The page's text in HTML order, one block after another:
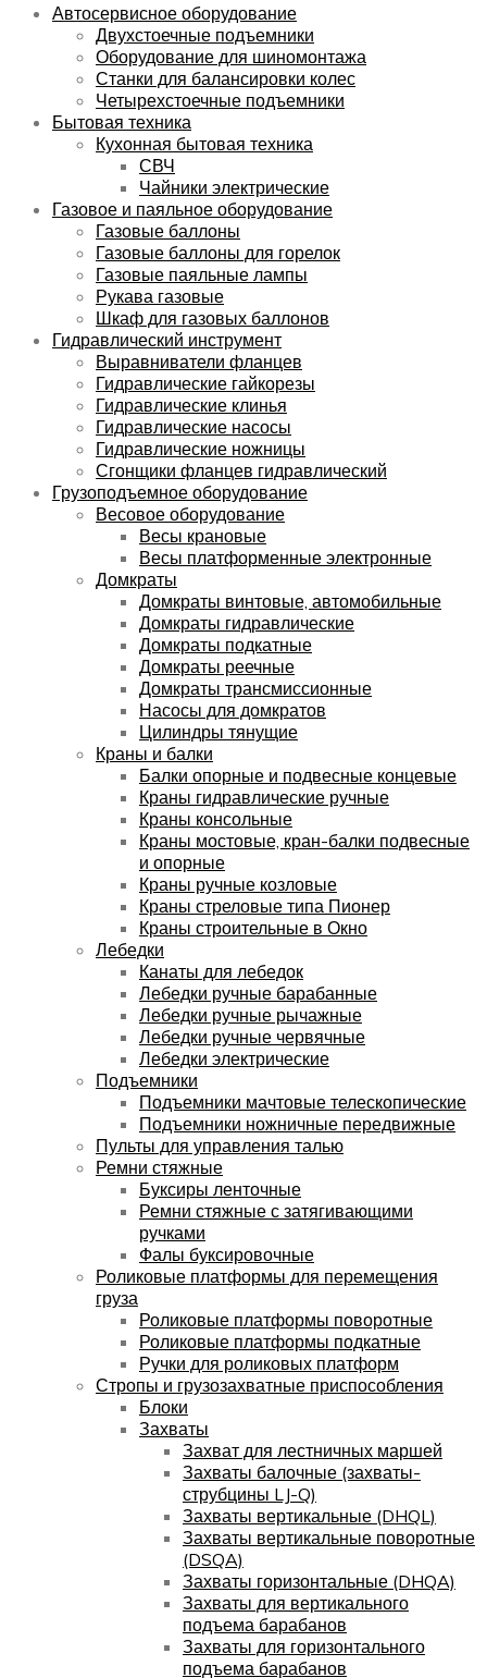
Автосервисное оборудование
Двухстоечные подъемники
Оборудование для шиномонтажа
Станки для балансировки колес
Четырехстоечные подъемники
Бытовая техника
Кухонная бытовая техника
СВЧ
Чайники электрические
Газовое и паяльное оборудование
Газовые баллоны
Газовые баллоны для горелок
Газовые паяльные лампы
Рукава газовые
Шкаф для газовых баллонов
Гидравлический инструмент
Выравниватели фланцев
Гидравлические гайкорезы
Гидравлические клинья
Гидравлические насосы
Гидравлические ножницы
Сгонщики фланцев гидравлический
Грузоподъемное оборудование
Весовое оборудование
Весы крановые
Весы платформенные электронные
Домкраты
Домкраты винтовые, автомобильные
Домкраты гидравлические
Домкраты подкатные
Домкраты реечные
Домкраты трансмиссионные
Насосы для домкратов
Цилиндры тянущие
Краны и балки
Балки опорные и подвесные концевые
Краны гидравлические ручные
Краны консольные
Краны мостовые, кран-балки подвесные
и опорные
Краны ручные козловые
Краны стреловые типа Пионер
Краны строительные в Окно
Лебедки
Канаты для лебедок
Лебедки ручные барабанные
Лебедки ручные рычажные
Лебедки ручные червячные
Лебедки электрические
Подъемники
Подъемники мачтовые телескопические
Подъемники ножничные передвижные
Пульты для управления талью
Ремни стяжные
Буксиры ленточные
Ремни стяжные с затягивающими
ручками
Фалы буксировочные
Роликовые платформы для перемещения
груза
Роликовые платформы поворотные
Роликовые платформы подкатные
Ручки для роликовых платформ
Стропы и грузозахватные приспособления
Блоки
Захваты
Захват для лестничных маршей
Захваты балочные (захваты-
струбцины LJ-Q)
Захваты вертикальные (DHQL)
Захваты вертикальные поворотные
(DSQA)
Захваты горизонтальные (DHQA)
Захваты для вертикального
подъема барабанов
Захваты для горизонтального
подъема барабанов